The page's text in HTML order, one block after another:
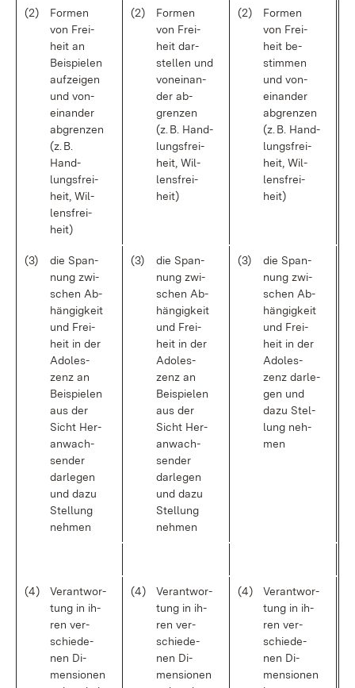
(2)
For­men
von Frei­
heit an
Bei­spie­len
auf­zei­gen
und von­
ein­an­der
ab­gren­zen
(z. B.
Hand­
lungs­frei­
heit, Wil­
lens­frei­
heit)
(2)
For­men
von Frei­
heit dar­
stel­len und
von­ein­an­
der ab­
gren­zen
(z. B. Hand­
lungs­frei­
heit, Wil­
lens­frei­
heit)
(2)
For­men
von Frei­
heit be­
stim­men
und von­
ein­an­der
ab­gren­zen
(z. B. Hand­
lungs­frei­
heit, Wil­
lens­frei­
heit)
(3)
die Span­
nung zwi­
schen Ab­
hän­gig­keit
und Frei­
heit in der
Ado­les­
zenz an
Bei­spie­len
aus der
Sicht Her­
an­wach­
sen­der
dar­le­gen
und da­zu
Stel­lung
neh­men
(3)
die Span­
nung zwi­
schen Ab­
hän­gig­keit
und Frei­
heit in der
Ado­les­
zenz an
Bei­spie­len
aus der
Sicht Her­
an­wach­
sen­der
dar­le­gen
und da­zu
Stel­lung
neh­men
(3)
die Span­
nung zwi­
schen Ab­
hän­gig­keit
und Frei­
heit in der
Ado­les­
zenz dar­le­
gen und
da­zu Stel­
lung neh­
men
(4)
Ver­ant­wor­
tung in ih­
ren ver­
schie­de­
nen Di­
men­sio­nen
(4)
Ver­ant­wor­
tung in ih­
ren ver­
schie­de­
nen Di­
men­sio­nen
(4)
Ver­ant­wor­
tung in ih­
ren ver­
schie­de­
nen Di­
men­sio­nen